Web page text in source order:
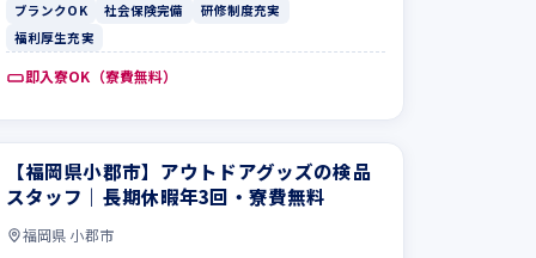
ブランクOK
社会保険完備
研修制度充実
福利厚生充実
即入寮OK（寮費無料）
【福岡県小郡市】アウトドアグッズの検品
スタッフ｜長期休暇年3回・寮費無料
福岡県 小郡市